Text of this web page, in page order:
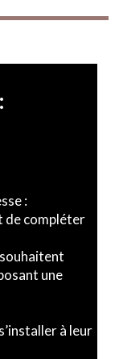
:
de compléter
une
à leur